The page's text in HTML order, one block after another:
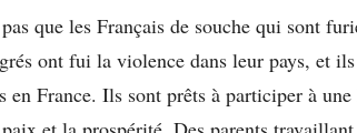
que les Français de souche qui sont
ont fui la violence dans leur pays, et
en France. Ils sont prêts à participer à